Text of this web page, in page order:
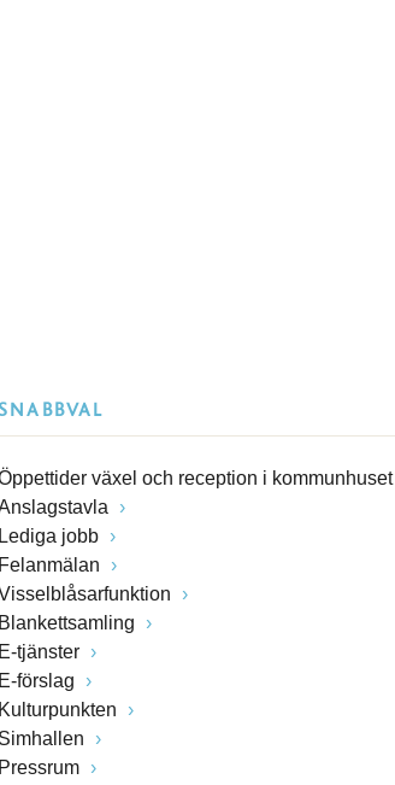
SNABBVAL
växel och reception i kommunhuset
Lediga jobb
Felanmälan
Blankettsamling
E-tjänster
E-förslag
Kulturpunkten
Simhallen
Pressrum